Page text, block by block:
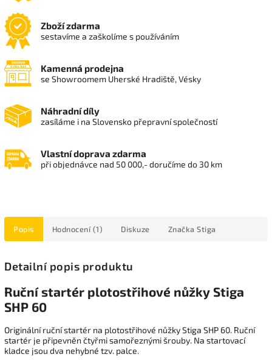
Zboží zdarma
sestavíme a zaškolíme s používáním
Kamenná prodejna
se Showroomem Uherské Hradiště, Vésky
Náhradní díly
zasíláme i na Slovensko přepravní společností
Vlastní doprava zdarma
při objednávce nad 50 000,- doručíme do 30 km
Popis Hodnocení (1) Diskuze Značka Stiga
Detailní popis produktu
Ruční startér plotostřihové nůžky Stiga
SHP 60
Originální ruční startér na plotostřihové nůžky Stiga SHP 60. Ruční
startér je připevněn čtyřmi samořeznými šrouby. Na startovací
kladce jsou dva nehybné tzv. palce.